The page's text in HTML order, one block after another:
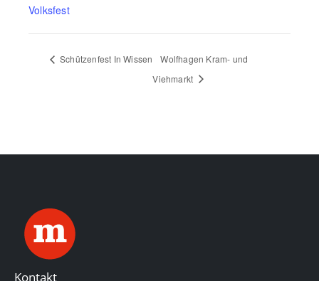
Volksfest
Schützenfest In Wissen
Wolfhagen Kram- und
Viehmarkt
Kontakt